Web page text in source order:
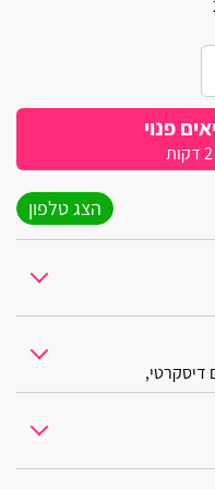
פנוי
הצג טלפון
שבע, אלא בדירת סטודיו
דיסקרטי